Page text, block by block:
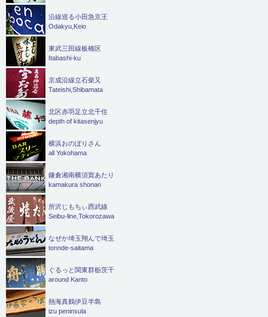
沿線巡る小田急京王
Odakyu,Keio
東武三田線板橋区
Itabashi-ku
京成沿線立石柴又
Tateishi,Shibamata
北区赤羽足立北千住
depth of kitasenjyu
横浜おのぼりさん
all Yokohama
鎌倉湘南横須賀あたり
kamakura shonan
所沢じもちぃ西武線
Seibu-line,Tokorozawa
なぜか埼玉翔んで埼玉
tonnde-saitama
ぐるっと関東群栃茨千
around Kanto
熱海真鶴伊豆半島
izu peninsula